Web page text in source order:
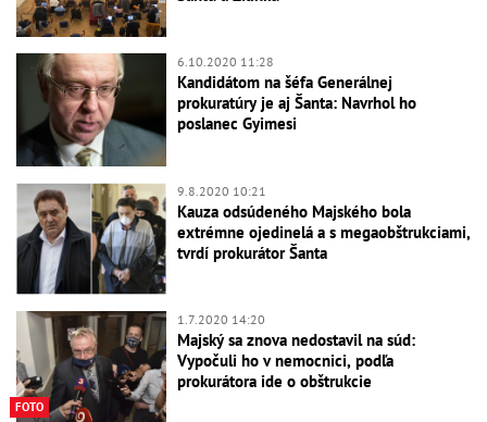
6.10.2020 11:28
Kandidátom na šéfa Generálnej
prokuratúry je aj Šanta: Navrhol ho
poslanec Gyimesi
9.8.2020 10:21
Kauza odsúdeného Majského bola
extrémne ojedinelá a s megaobštrukciami,
tvrdí prokurátor Šanta
FOTO
1.7.2020 14:20
Majský sa znova nedostavil na súd:
Vypočuli ho v nemocnici, podľa
prokurátora ide o obštrukcie